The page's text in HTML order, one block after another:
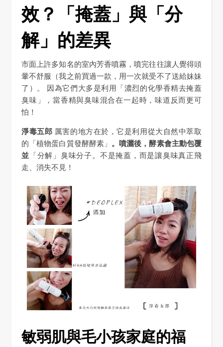
效？「掩蓋」與「分
解」的差異
市面上許多知名的室內芳香噴霧，噴完往往讓人覺得頭
暈不舒服（我之前買過一款，用一次就受不了送給妹妹
了）。 因為它們大多是利用「濃烈的化學香精去掩蓋
臭味」，當香精與臭味混合在一起時，味道反而更可
怕！
淨毒五郎 厲害的地方在於，它是利用從大自然中萃取
的「植物蛋白質發酵酵素」 。噴灑後，酵素會主動包覆
並 「分解」臭味分子。不是掩蓋，而是讓臭味真正飛
走、消失不見！
敏弱肌與毛小孩家庭的福